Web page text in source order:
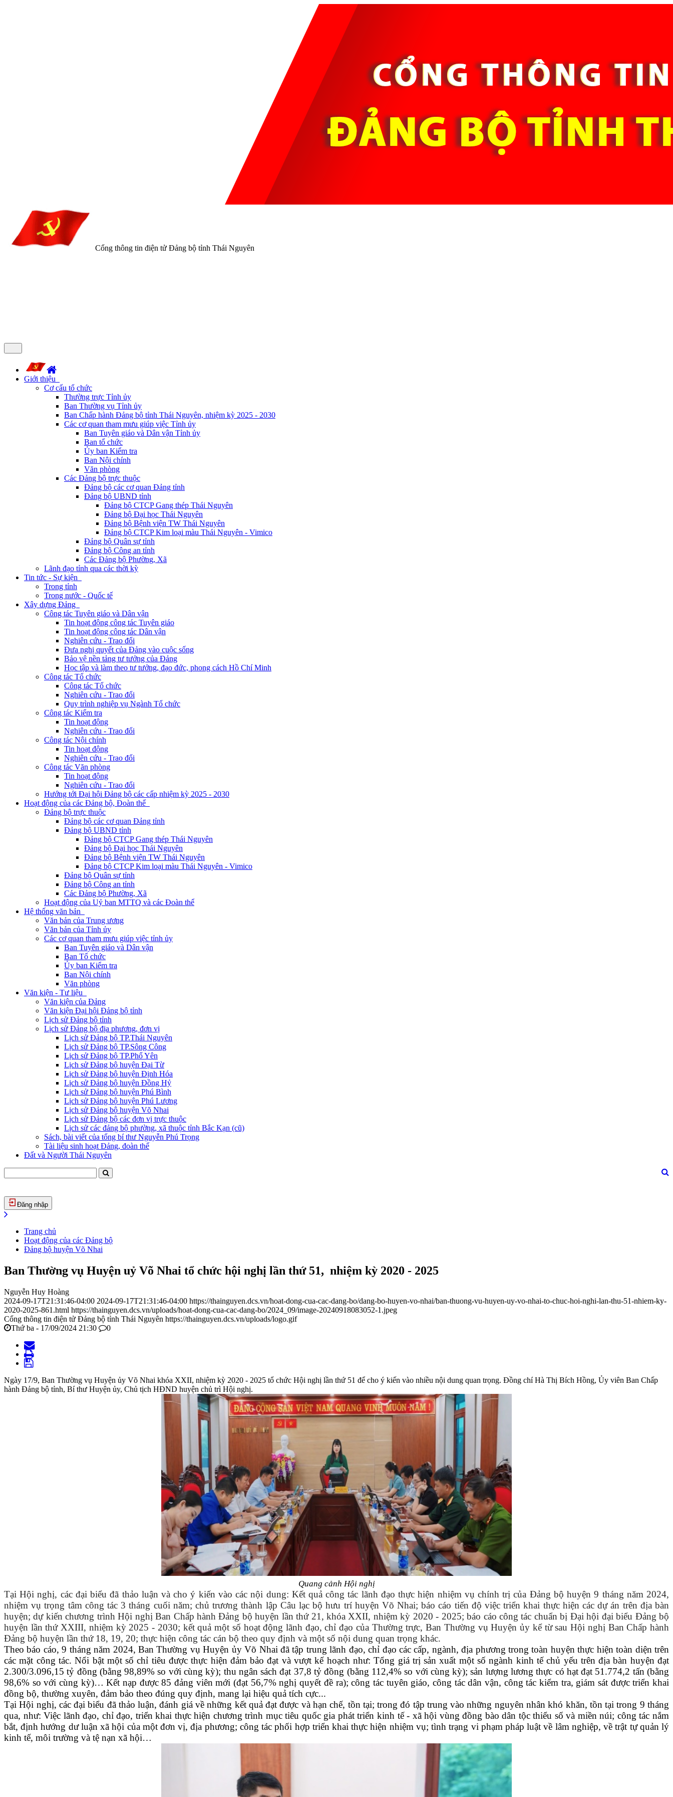
Cổng thông tin điện tử Đảng bộ tỉnh Thái Nguyên
Giới thiệu
Cơ cấu tổ chức
Thường trực Tỉnh ủy
Ban Thường vụ Tỉnh ủy
Ban Chấp hành Đảng bộ tỉnh Thái Nguyên, nhiệm kỳ 2025 - 2030
Các cơ quan tham mưu giúp việc Tỉnh ủy
Ban Tuyên giáo và Dân vận Tỉnh ủy
Ban tổ chức
Ủy ban Kiểm tra
Ban Nội chính
Văn phòng
Các Đảng bộ trực thuộc
Đảng bộ các cơ quan Đảng tỉnh
Đảng bộ UBND tỉnh
Đảng bộ CTCP Gang thép Thái Nguyên
Đảng bộ Đại học Thái Nguyên
Đảng bộ Bệnh viện TW Thái Nguyên
Đảng bộ CTCP Kim loại màu Thái Nguyên - Vimico
Đảng bộ Quân sự tỉnh
Đảng bộ Công an tỉnh
Các Đảng bộ Phường, Xã
Lãnh đạo tỉnh qua các thời kỳ
Tin tức - Sự kiện
Trong tỉnh
Trong nước - Quốc tế
Xây dựng Đảng
Công tác Tuyên giáo và Dân vận
Tin hoạt động công tác Tuyên giáo
Tin hoạt động công tác Dân vận
Nghiên cứu - Trao đổi
Đưa nghị quyết của Đảng vào cuộc sống
Bảo vệ nền tảng tư tưởng của Đảng
Học tập và làm theo tư tưởng, đạo đức, phong cách Hồ Chí Minh
Công tác Tổ chức
Công tác Tổ chức
Nghiên cứu - Trao đổi
Quy trình nghiệp vụ Ngành Tổ chức
Công tác Kiểm tra
Tin hoạt động
Nghiên cứu - Trao đổi
Công tác Nội chính
Tin hoạt động
Nghiên cứu - Trao đổi
Công tác Văn phòng
Tin hoạt động
Nghiên cứu - Trao đổi
Hướng tới Đại hội Đảng bộ các cấp nhiệm kỳ 2025 - 2030
Hoạt động của các Đảng bộ, Đoàn thể
Đảng bộ trực thuộc
Đảng bộ các cơ quan Đảng tỉnh
Đảng bộ UBND tỉnh
Đảng bộ CTCP Gang thép Thái Nguyên
Đảng bộ Đại học Thái Nguyên
Đảng bộ Bệnh viện TW Thái Nguyên
Đảng bộ CTCP Kim loại màu Thái Nguyên - Vimico
Đảng bộ Quân sự tỉnh
Đảng bộ Công an tỉnh
Các Đảng bộ Phường, Xã
Hoạt động của Uỷ ban MTTQ và các Đoàn thể
Hệ thống văn bản
Văn bản của Trung ương
Văn bản của Tỉnh ủy
Các cơ quan tham mưu giúp việc tỉnh ủy
Ban Tuyên giáo và Dân vận
Ban Tổ chức
Ủy ban Kiểm tra
Ban Nội chính
Văn phòng
Văn kiện - Tư liệu
Văn kiện của Đảng
Văn kiện Đại hội Đảng bộ tỉnh
Lịch sử Đảng bộ tỉnh
Lịch sử Đảng bộ địa phương, đơn vị
Lịch sử Đảng bộ TP.Thái Nguyên
Lịch sử Đảng bộ TP.Sông Công
Lịch sử Đảng bộ TP.Phổ Yên
Lịch sử Đảng bộ huyện Đại Từ
Lịch sử Đảng bộ huyện Định Hóa
Lịch sử Đảng bộ huyện Đồng Hỷ
Lịch sử Đảng bộ huyện Phú Bình
Lịch sử Đảng bộ huyện Phú Lương
Lịch sử Đảng bộ huyện Võ Nhai
Lịch sử Đảng bộ các đơn vị trực thuộc
Lịch sử các đảng bộ phường, xã thuộc tỉnh Bắc Kạn (cũ)
Sách, bài viết của tổng bí thư Nguyễn Phú Trọng
Tài liệu sinh hoạt Đảng, đoàn thể
Đất và Người Thái Nguyên
Đăng nhập
Trang chủ
Hoạt động của các Đảng bộ
Đảng bộ huyện Võ Nhai
Ban Thường vụ Huyện uỷ Võ Nhai tổ chức hội nghị lần thứ 51, nhiệm kỳ 2020 - 2025
Nguyễn Huy Hoàng
2024-09-17T21:31:46-04:00 2024-09-17T21:31:46-04:00 https://thainguyen.dcs.vn/hoat-dong-cua-cac-dang-bo/dang-bo-huyen-vo-nhai/ban-thuong-vu-huyen-uy-vo-nhai-to-chuc-hoi-nghi-lan-thu-51-nhiem-ky-
2020-2025-861.html https://thainguyen.dcs.vn/uploads/hoat-dong-cua-cac-dang-bo/2024_09/image-20240918083052-1.jpeg
Cổng thông tin điện tử Đảng bộ tỉnh Thái Nguyên https://thainguyen.dcs.vn/uploads/logo.gif
Thứ ba - 17/09/2024 21:30
0
Ngày 17/9, Ban Thường vụ Huyện ủy Võ Nhai khóa XXII, nhiệm kỳ 2020 - 2025 tổ chức Hội nghị lần thứ 51 để cho ý kiến vào nhiều nội dung quan trọng. Đồng chí Hà Thị Bích Hồng, Ủy viên Ban Chấp
hành Đảng bộ tỉnh, Bí thư Huyện ủy, Chủ tịch HĐND huyện chủ trì Hội nghị.
Quang cảnh Hội nghị
Tại Hội nghị, các đại biểu đã thảo luận và cho ý kiến vào các nội dung: Kết quả công tác lãnh đạo thực hiện nhiệm vụ chính trị của Đảng bộ huyện 9 tháng năm 2024,
nhiệm vụ trọng tâm công tác 3 tháng cuối năm; chủ trương thành lập Câu lạc bộ hưu trí huyện Võ Nhai; báo cáo tiến độ việc triển khai thực hiện các dự án trên địa bàn
huyện; dự kiến chương trình Hội nghị Ban Chấp hành Đảng bộ huyện lần thứ 21, khóa XXII, nhiệm kỳ 2020 - 2025; báo cáo công tác chuẩn bị Đại hội đại biểu Đảng bộ
huyện lần thứ XXIII, nhiệm kỳ 2025 - 2030; kết quả một số hoạt động lãnh đạo, chỉ đạo của Thường trực, Ban Thường vụ Huyện ủy kể từ sau Hội nghị Ban Chấp hành
Đảng bộ huyện lần thứ 18, 19, 20; thực hiện công tác cán bộ theo quy định và một số nội dung quan trọng khác.
Theo báo cáo, 9 tháng năm 2024, Ban Thường vụ Huyện ủy Võ Nhai đã tập trung lãnh đạo, chỉ đạo các cấp, ngành, địa phương trong toàn huyện thực hiệntoàn diện trên
các mặt công tác. Nổi bật một số chỉ tiêu được thực hiện đảm bảo đạt và vượt kế hoạch như: Tổng giá trị sản xuất một số ngành kinh tế chủ yếu trên địa bàn huyện đạt
2.300/3.096,15 tỷ đồng (bằng 98,89% so với cùng kỳ); thu ngân sách đạt 37,8 tỷ đồng (bằng 112,4% so với cùng kỳ); sản lượng lương thực có hạt đạt 51.774,2 tấn (bằng
98,6% so với cùng kỳ)… Kết nạp được 85 đảng viên mới (đạt 56,7% nghị quyết đề ra); công tác tuyên giáo, công tác dân vận, công tác kiểm tra, giám sát được triển khai
đồng bộ, thường xuyên, đảm bảo theo đúng quy định, mang lại hiệu quả tích cực...
Tại Hội nghị, các đại biểu đã thảo luận, đánh giá về những kết quả đạt được và hạn chế, tồn tại; trong đó tập trung vào những nguyên nhân khó khăn, tồn tại trong 9 tháng
qua, như: Việc lãnh đạo, chỉ đạo, triển khai thực hiện chương trình mục tiêu quốc gia phát triển kinh tế - xã hội vùng đồng bào dân tộc thiểu số và miền núi; công tác nắm
bắt, định hướng dư luận xã hội của một đơn vị, địa phương; công tác phối hợp triển khai thực hiện nhiệm vụ; tình trạng vi phạm pháp luật về lâm nghiệp, về trật tự quản lý
kinh tế, môi trường và tệ nạn xã hội…